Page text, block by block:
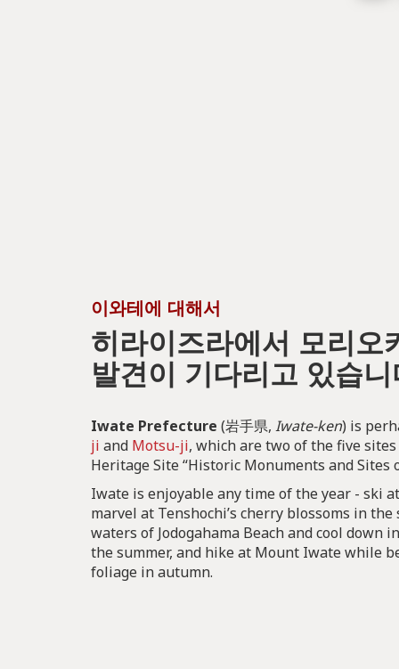
이와테에 대해서
히라이즈라에서 모리오
발견이 기다리고 있습니
Iwate Prefecture (岩手県, Iwate-ken) is
ji and Motsu-ji, which are two of the five
Heritage Site “Historic Monuments and Sites
Iwate is enjoyable any time of the year - ski
marvel at Tenshochi’s cherry blossoms in
waters of Jodogahama Beach and cool down
the summer, and hike at Mount Iwate while
foliage in autumn.